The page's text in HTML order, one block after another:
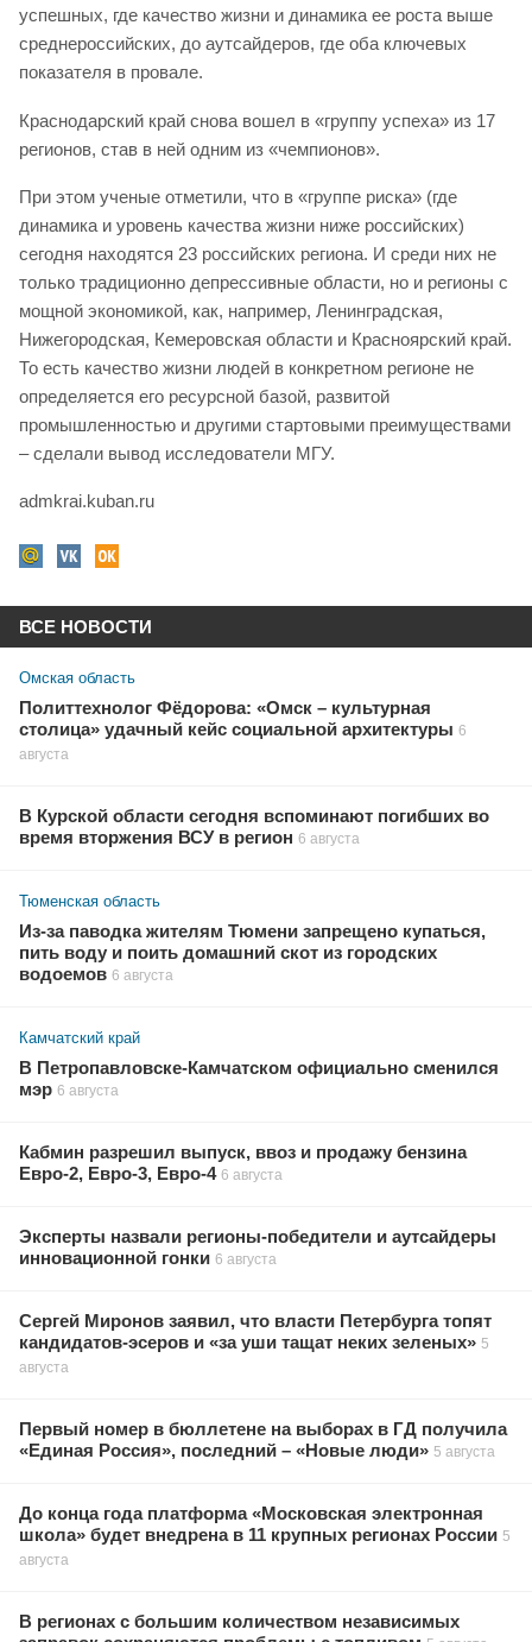
успешных, где качество жизни и динамика ее роста выше
среднероссийских, до аутсайдеров, где оба ключевых
показателя в провале.
Краснодарский край снова вошел в «группу успеха» из 17
регионов, став в ней одним из «чемпионов».
При этом ученые отметили, что в «группе риска» (где
динамика и уровень качества жизни ниже российских)
сегодня находятся 23 российских региона. И среди них не
только традиционно депрессивные области, но и регионы с
мощной экономикой, как, например, Ленинградская,
Нижегородская, Кемеровская области и Красноярский край.
То есть качество жизни людей в конкретном регионе не
определяется его ресурсной базой, развитой
промышленностью и другими стартовыми преимуществами
– сделали вывод исследователи МГУ.
admkrai.kuban.ru
ВСЕ НОВОСТИ
Омская область
Политтехнолог Фёдорова: «Омск – культурная
столица» удачный кейс социальной архитектуры 6
августа
В Курской области сегодня вспоминают погибших во
время вторжения ВСУ в регион 6 августа
Тюменская область
Из-за паводка жителям Тюмени запрещено купаться,
пить воду и поить домашний скот из городских
водоемов 6 августа
Камчатский край
В Петропавловске-Камчатском официально сменился
мэр 6 августа
Кабмин разрешил выпуск, ввоз и продажу бензина
Евро-2, Евро-3, Евро-4 6 августа
Эксперты назвали регионы-победители и аутсайдеры
инновационной гонки 6 августа
Сергей Миронов заявил, что власти Петербурга топят
кандидатов-эсеров и «за уши тащат неких зеленых» 5
августа
Первый номер в бюллетене на выборах в ГД получила
«Единая Россия», последний – «Новые люди» 5 августа
До конца года платформа «Московская электронная
школа» будет внедрена в 11 крупных регионах России 5
августа
В регионах с большим количеством независимых